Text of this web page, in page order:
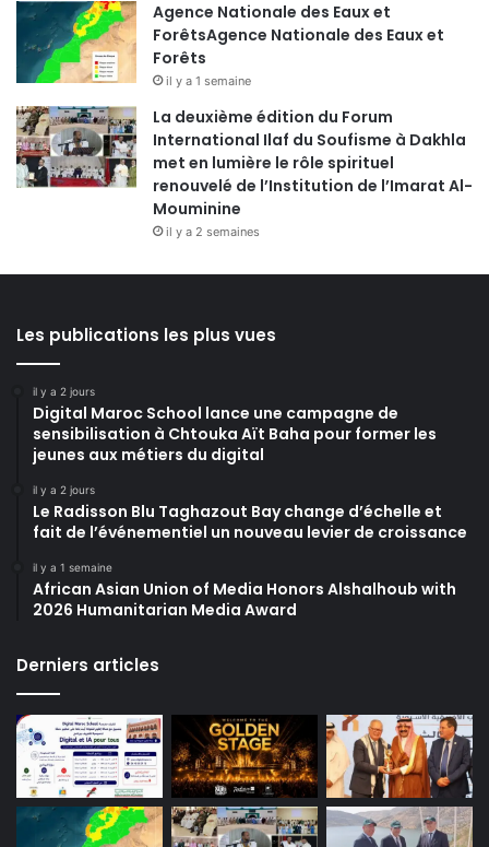
Agence Nationale des Eaux et
ForêtsAgence Nationale des Eaux et
Forêts
il y a 1 semaine
La deuxième édition du Forum
International Ilaf du Soufisme à Dakhla
met en lumière le rôle spirituel
renouvelé de l’Institution de l’Imarat Al-
Mouminine
il y a 2 semaines
Les publications les plus vues
il y a 2 jours
Digital Maroc School lance une campagne de
sensibilisation à Chtouka Aït Baha pour former les
jeunes aux métiers du digital
il y a 2 jours
Le Radisson Blu Taghazout Bay change d’échelle et
fait de l’événementiel un nouveau levier de croissance
il y a 1 semaine
African Asian Union of Media Honors Alshalhoub with
2026 Humanitarian Media Award
Derniers articles